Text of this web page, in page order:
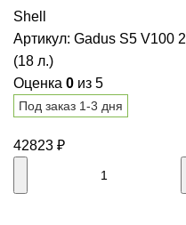
Shell
Артикул: Gadus S5 V100 2
(18 л.)
Оценка 0 из 5
Под заказ 1-3 дня
42823 ₽